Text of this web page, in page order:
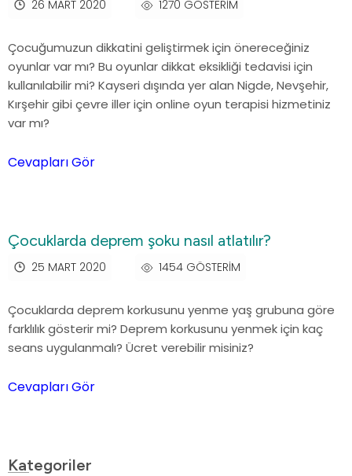
26 MART 2020 1270 GÖSTERIM
Çocuğumuzun dikkatini geliştirmek için önereceğiniz
oyunlar var mı? Bu oyunlar dikkat eksikliği tedavisi için
kullanılabilir mi? Kayseri dışında yer alan Nigde, Nevşehir,
Kırşehir gibi çevre iller için online oyun terapisi hizmetiniz
var mı?
Cevapları Gör
Çocuklarda deprem şoku nasıl atlatılır?
25 MART 2020 1454 GÖSTERIM
Çocuklarda deprem korkusunu yenme yaş grubuna göre
farklılık gösterir mi? Deprem korkusunu yenmek için kaç
seans uygulanmalı? Ücret verebilir misiniz?
Cevapları Gör
Kategoriler